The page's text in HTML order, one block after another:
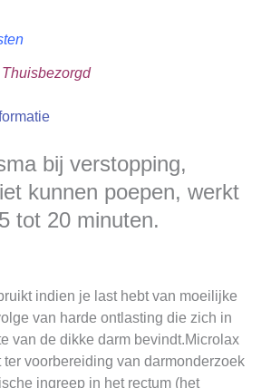
bij verstopping,
kunnen poepen, werkt
tot 20 minuten.
indien je last hebt van moeilijke
van harde ontlasting die zich in
van de dikke darm bevindt.Microlax
voorbereiding van darmonderzoek
ingreep in het rectum (het